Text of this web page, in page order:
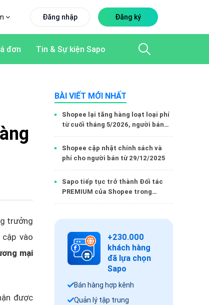
Đăng nhập Đăng ký
đơn Tin & Sự kiện Sapo
BÀI VIẾT MỚI NHẤT
Shopee lại tăng hàng loạt loại phí
từ cuối tháng 5/2026, người bán
cần lưu ý gì?
​​​​​​​Shopee cập nhật chính sách và
phí cho người bán từ 29/12/2025
Sapo tiếp tục trở thành Đối tác
PREMIUM của Shopee trong
Q2/2026: Khẳng định vị thế tiên
+230.000
khách hàng
đã lựa chọn
Sapo
Bán hàng hợp kênh
Quản lý tập trung
trưởng
vào
mại
được